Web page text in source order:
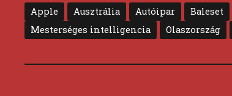
Apple Ausztrália Autóipar Baleset
Mesterséges intelligencia
Olaszország